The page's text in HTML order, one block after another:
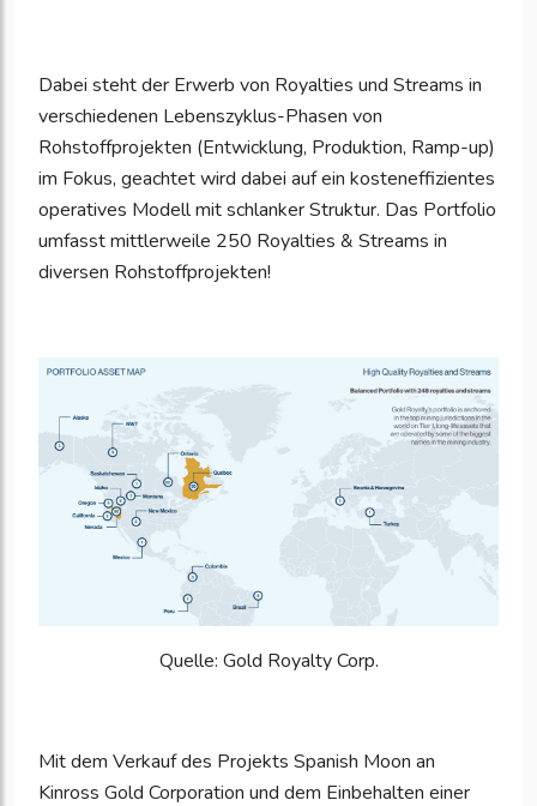
Dabei steht der Erwerb von Royalties und Streams in
verschiedenen Lebenszyklus-Phasen von
Rohstoffprojekten (Entwicklung, Produktion, Ramp-up)
im Fokus, geachtet wird dabei auf ein kosteneffizientes
operatives Modell mit schlanker Struktur. Das Portfolio
umfasst mittlerweile 250 Royalties & Streams in
diversen Rohstoffprojekten!
Quelle: Gold Royalty Corp.
Mit dem Verkauf des Projekts Spanish Moon an
Kinross Gold Corporation und dem Einbehalten einer